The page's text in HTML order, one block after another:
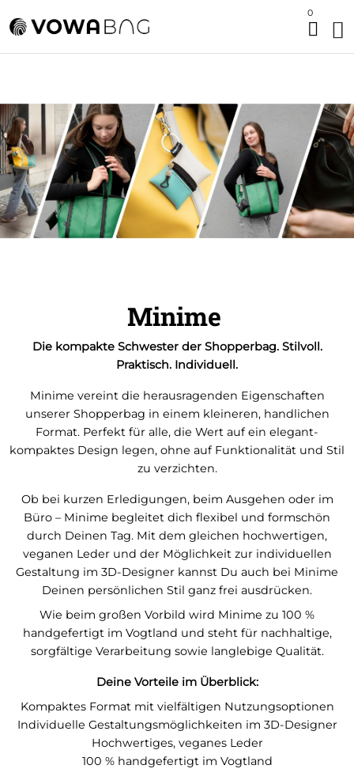
0
Minime
Die kompakte Schwester der Shopperbag. Stilvoll.
Praktisch. Individuell.
Minime vereint die herausragenden Eigenschaften
unserer Shopperbag in einem kleineren, handlichen
Format. Perfekt für alle, die Wert auf ein elegant-
kompaktes Design legen, ohne auf Funktionalität und Stil
zu verzichten.
Ob bei kurzen Erledigungen, beim Ausgehen oder im
Büro – Minime begleitet dich flexibel und formschön
durch Deinen Tag. Mit dem gleichen hochwertigen,
veganen Leder und der Möglichkeit zur individuellen
Gestaltung im 3D-Designer kannst Du auch bei Minime
Deinen persönlichen Stil ganz frei ausdrücken.
Wie beim großen Vorbild wird Minime zu 100 %
handgefertigt im Vogtland und steht für nachhaltige,
sorgfältige Verarbeitung sowie langlebige Qualität.
Deine Vorteile im Überblick:
Kompaktes Format mit vielfältigen Nutzungsoptionen
Individuelle Gestaltungsmöglichkeiten im 3D-Designer
Hochwertiges, veganes Leder
100 % handgefertigt im Vogtland